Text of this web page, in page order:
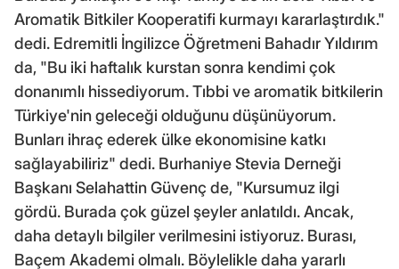
Aromatik Bitkiler Kooperatifi kurmayı kararlaştırdık."
dedi. Edremitli İngilizce Öğretmeni Bahadır Yıldırım
da, "Bu iki haftalık kurstan sonra kendimi çok
donanımlı hissediyorum. Tıbbi ve aromatik bitkilerin
Türkiye'nin geleceği olduğunu düşünüyorum.
Bunları ihraç ederek ülke ekonomisine katkı
sağlayabiliriz" dedi. Burhaniye Stevia Derneği
Başkanı Selahattin Güvenç de, "Kursumuz ilgi
gördü. Burada çok güzel şeyler anlatıldı. Ancak,
daha detaylı bilgiler verilmesini istiyoruz. Burası,
Baçem Akademi olmalı. Böylelikle daha yararlı